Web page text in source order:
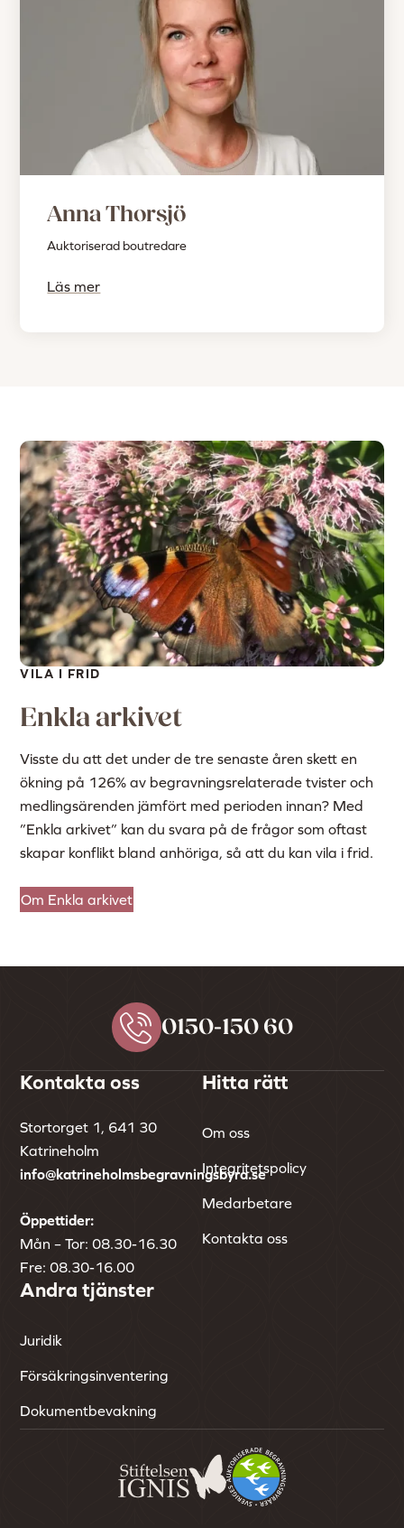
Anna Thorsjö
Auktoriserad boutredare
Läs mer
VILA I FRID
Enkla arkivet
Visste du att det under de tre senaste åren skett en
ökning på 126% av begravningsrelaterade tvister och
medlingsärenden jämfört med perioden innan? Med
”Enkla arkivet” kan du svara på de frågor som oftast
skapar konflikt bland anhöriga, så att du kan vila i frid.
Om Enkla arkivet
0150-150 60
Kontakta oss
Stortorget 1, 641 30
Katrineholm
info@katrineholmsbegravningsbyra.se
Öppettider:
Mån – Tor: 08.30-16.30
Fre: 08.30-16.00
Hitta rätt
Om oss
Integritetspolicy
Medarbetare
Kontakta oss
Andra tjänster
Juridik
Försäkringsinventering
Dokumentbevakning